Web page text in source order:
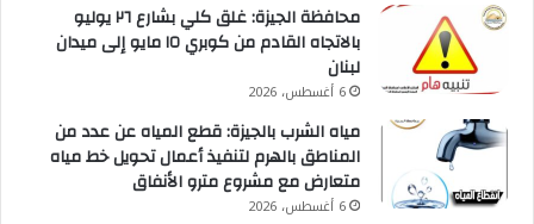
محافظة الجيزة: غلق كلي بشارع ٢٦ يوليو
بالاتجاه القادم من كوبري ١٥ مايو إلى ميدان
لبنان
6 أغسطس، 2026
مياه الشرب بالجيزة: قطع المياه عن عدد من
المناطق بالهرم لتنفيذ أعمال تحويل خط مياه
متعارض مع مشروع مترو الأنفاق
6 أغسطس، 2026